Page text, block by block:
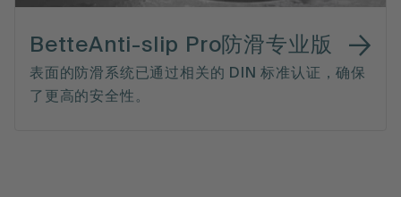
BetteAnti-slip Pro防滑专业版
表面的防滑系统已通过相关的 DIN 标准认证，确保
了更高的安全性。